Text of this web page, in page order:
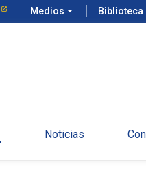
Medios arrow_drop_down Biblioteca
Noticias